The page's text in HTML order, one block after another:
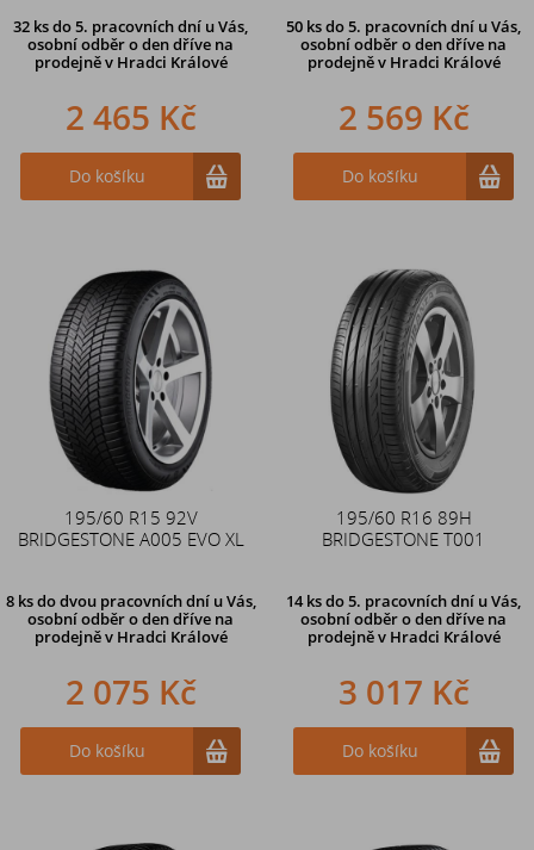
32 ksdo 5. pracovních dní u Vás,
osobní odběr o den dříve na
prodejněv Hradci Králové
2 465 Kč
Do košíku
50 ksdo 5. pracovních dní u Vás,
osobní odběr o den dříve na
prodejněv Hradci Králové
2 569 Kč
Do košíku
195/60 R15 92V
BRIDGESTONE A005 EVO XL
8 ks do dvou pracovních dní u Vás,
osobní odběr o den dříve na
prodejně v Hradci Králové
2 075 Kč
Do košíku
195/60 R16 89H
BRIDGESTONE T001
14 ksdo 5. pracovních dní u Vás,
osobní odběr o den dříve na
prodejněv Hradci Králové
3 017 Kč
Do košíku